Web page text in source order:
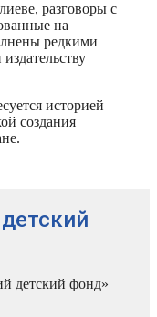
разговоры с
на
редкими
историей
создания
детский фонд»